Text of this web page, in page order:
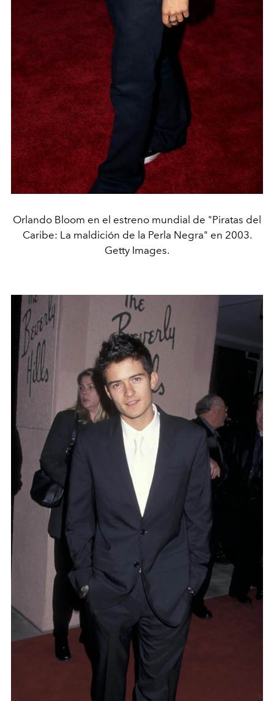
Orlando Bloom en el estreno mundial de "Piratas del
Caribe: La maldición de la Perla Negra" en 2003.
Getty Images.